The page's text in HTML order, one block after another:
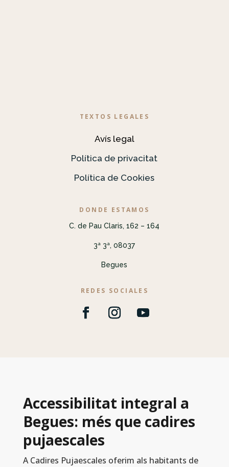
TEXTOS LEGALES
Avís legal
Política de privacitat
Política de Cookies
DONDE ESTAMOS
C. de Pau Claris, 162 – 164
3ª 3ª, 08037
Begues
REDES SOCIALES
Accessibilitat integral a
Begues: més que cadires
pujaescales
A Cadires Pujaescales oferim als habitants de